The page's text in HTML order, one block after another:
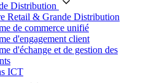
Distribution
Retail & Grande Distribution
de commerce unifié
d'engagement client
d'échange et de gestion des
ICT